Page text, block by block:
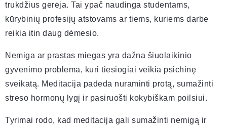
trukdžius gerėja. Tai ypač naudinga studentams,
kūrybinių profesijų atstovams ar tiems, kuriems darbe
reikia itin daug dėmesio.
Nemiga ar prastas miegas yra dažna šiuolaikinio
gyvenimo problema, kuri tiesiogiai veikia psichinę
sveikatą. Meditacija padeda nuraminti protą, sumažinti
streso hormonų lygį ir pasiruošti kokybiškam poilsiui.
Tyrimai rodo, kad meditacija gali sumažinti nemigą ir